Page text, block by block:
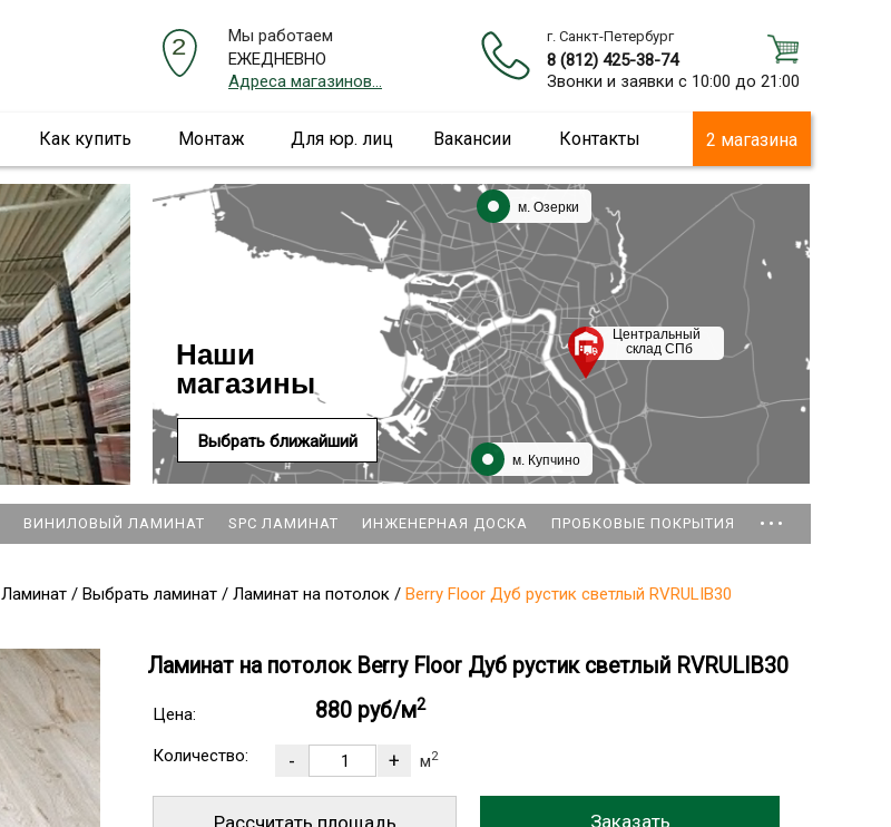
г. Санкт-Петербург
8 (812) 425-38-74
Звонки и заявки с 10:00 до 21:00
Мы работаем
ЕЖЕДНЕВНО
Адреса магазинов...
Как купить Монтаж Для юр. лиц Вакансии Контакты 2 магазина
Наши
магазины
м. Озерки
м. Купчино
Центральный
склад СПб
Выбрать ближайший
ВИНИЛОВЫЙ ЛАМИНАТ SPC ЛАМИНАТ ИНЖЕНЕРНАЯ ДОСКА ПРОБКОВЫЕ ПОКРЫТИЯ ...
Ламинат / Выбрать ламинат / Ламинат на потолок / Berry Floor Дуб рустик светлый RVRULIB30
Ламинат на потолок Berry Floor Дуб рустик светлый RVRULIB30
Цена: 880 руб/м2
Количество: м2
Рассчитать площадь